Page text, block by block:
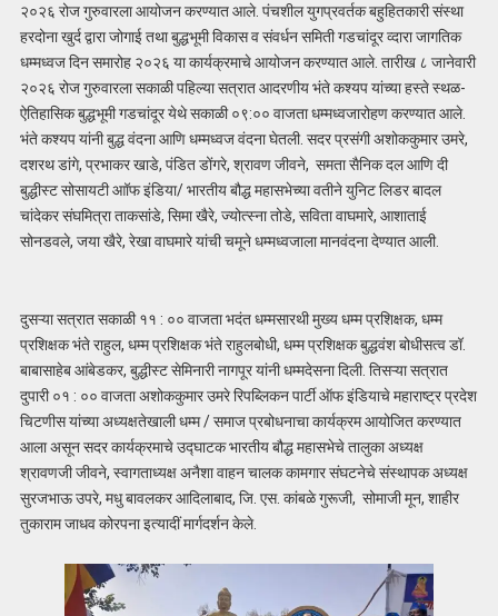
२०२६ रोज गुरुवारला आयोजन करण्यात आले. पंचशील युगप्रवर्तक बहुहितकारी संस्था
हरदोना खुर्द द्वारा जोगाई तथा बुद्धभूमी विकास व संवर्धन समिती गडचांदूर व्दारा जागतिक
धम्मध्वज दिन समारोह २०२६ या कार्यक्रमाचे आयोजन करण्यात आले. तारीख ८ जानेवारी
२०२६ रोज गुरुवारला सकाळी पहिल्या सत्रात आदरणीय भंते कश्यप यांच्या हस्ते स्थळ-
ऐतिहासिक बुद्धभूमी गडचांदूर येथे सकाळी ०९:०० वाजता धम्मध्वजारोहण करण्यात आले.
भंते कश्यप यांनी बुद्ध वंदना आणि धम्मध्वज वंदना घेतली. सदर प्रसंगी अशोककुमार उमरे,
दशरथ डांगे, प्रभाकर खाडे, पंडित डोंगरे, श्रावण जीवने, समता सैनिक दल आणि दी
बुद्धीस्ट सोसायटी आॉफ इंडिया/ भारतीय बौद्ध महासभेच्या वतीने युनिट लिडर बादल
चांदेकर संघमित्रा ताकसांडे, सिमा खैरे, ज्योत्स्ना तोडे, सविता वाघमारे, आशाताई
सोनडवले, जया खैरे, रेखा वाघमारे यांची चमूने धम्मध्वजाला मानवंदना देण्यात आली.
दुसऱ्या सत्रात सकाळी ११ : ०० वाजता भदंत धम्मसारथी मुख्य धम्म प्रशिक्षक, धम्म
प्रशिक्षक भंते राहुल, धम्म प्रशिक्षक भंते राहुलबोधी, धम्म प्रशिक्षक बुद्धवंश बोधीसत्व डॉ.
बाबासाहेब आंबेडकर, बुद्धीस्ट सेमिनारी नागपूर यांनी धम्मदेसना दिली. तिसऱ्या सत्रात
दुपारी ०१ : ०० वाजता अशोककुमार उमरे रिपब्लिकन पार्टी ऑफ इंडियाचे महाराष्ट्र प्रदेश
चिटणीस यांच्या अध्यक्षतेखाली धम्म / समाज प्रबोधनाचा कार्यक्रम आयोजित करण्यात
आला असून सदर कार्यक्रमाचे उद्घाटक भारतीय बौद्ध महासभेचे तालुका अध्यक्ष
श्रावणजी जीवने, स्वागताध्यक्ष अनैशा वाहन चालक कामगार संघटनेचे संस्थापक अध्यक्ष
सुरजभाऊ उपरे, मधु बावलकर आदिलाबाद, जि. एस. कांबळे गुरूजी, सोमाजी मून, शाहीर
तुकाराम जाधव कोरपना इत्यादीं मार्गदर्शन केले.